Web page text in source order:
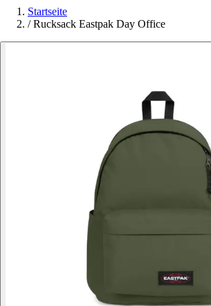
Startseite
/ Rucksack Eastpak Day Office